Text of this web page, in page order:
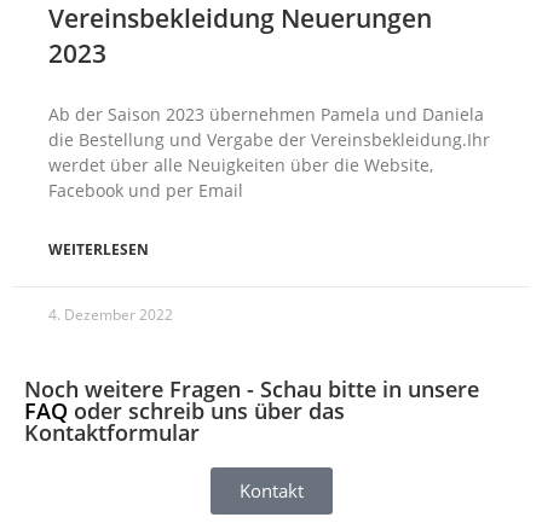
Vereinsbekleidung Neuerungen
2023
Ab der Saison 2023 übernehmen Pamela und Daniela
die Bestellung und Vergabe der Vereinsbekleidung.Ihr
werdet über alle Neuigkeiten über die Website,
Facebook und per Email
WEITERLESEN
4. Dezember 2022
Noch weitere Fragen - Schau bitte in unsere
FAQ oder schreib uns über das
Kontaktformular
Kontakt